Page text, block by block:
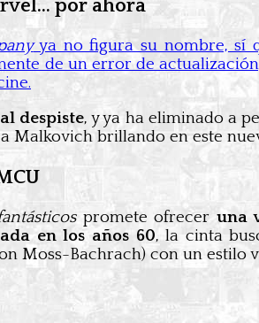
por ahora
ya no figura su nombre, sí
de un error de
despiste, y ya ha eliminado a
Malkovich brillando en este
promete ofrecer una
en los años 60, la cinta
Moss-Bachrach) con un